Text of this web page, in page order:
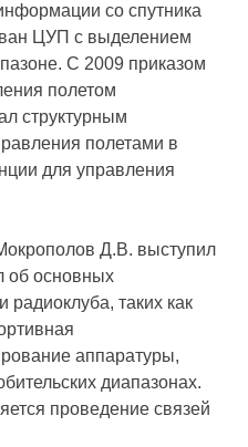
со спутника
ЦУП с выделением
С 2009 приказом
полетом
структурным
полетами в
для управления
Д.В. выступил
об основных
радиоклуба, таких как
аппаратуры,
диапазонах.
проведение связей